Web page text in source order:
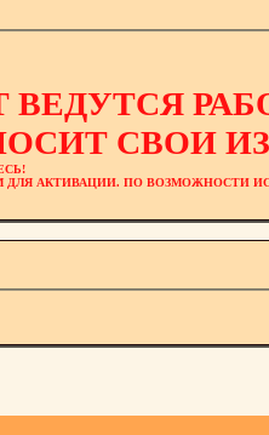
СВОИ
ДЛЯ АКТИВАЦИИ. ПО ВОЗМОЖНОСТИ